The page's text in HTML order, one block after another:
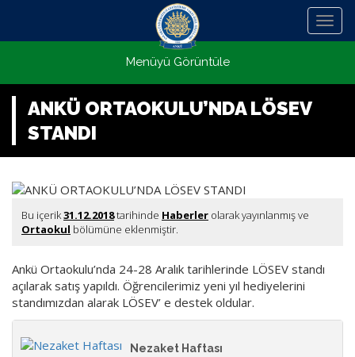
Menü
Menüyü Görüntüle
ANKÜ ORTAOKULU’NDA LÖSEV
STANDI
Bu içerik31.12.2018tarihinde Haberler olarak yayınlanmış ve
Ortaokul bölümüne eklenmiştir.
Ankü Ortaokulu’nda 24-28 Aralık tarihlerinde LÖSEV standı
açılarak satış yapıldı. Öğrencilerimiz yeni yıl hediyelerini
standımızdan alarak LÖSEV’ e destek oldular.
Nezaket Haftası